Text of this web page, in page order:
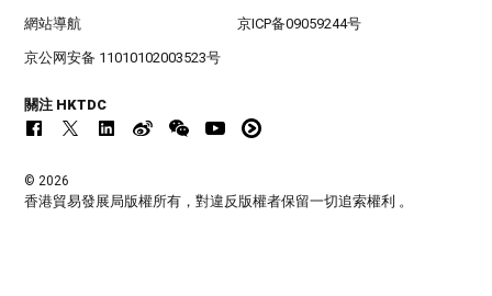
網站導航 京ICP备09059244号
京公网安备 11010102003523号
關注 HKTDC
© 2026
香港貿易發展局版權所有，對違反版權者保留一切追索權利 。